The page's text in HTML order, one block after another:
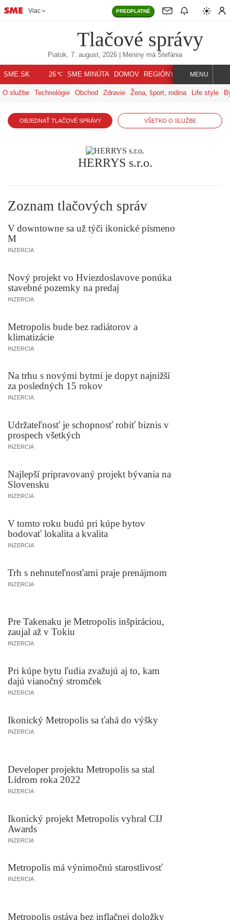
Viac PREDPLATNÉ
Tlačové správy
Piatok, 7. august, 2026 | Meniny má Štefánia
SME.SK 26℃ SME MINÚTA DOMOV REGIÓNY INDEX SVET
MENU
O službe Technológie Obchod Zdravie Žena, šport, rodina Life style
OBJEDNAŤ TLAČOVÉ SPRÁVY VŠETKO O SLUŽBE
HERRYS s.r.o.
Zoznam tlačových správ
V downtowne sa už týči ikonické písmeno
M
INZERCIA
Nový projekt vo Hviezdoslavove ponúka
stavebné pozemky na predaj
INZERCIA
Metropolis bude bez radiátorov a
klimatizácie
INZERCIA
Na trhu s novými bytmi je dopyt najnižší
za posledných 15 rokov
INZERCIA
Udržateľnosť je schopnosť robiť biznis v
prospech všetkých
INZERCIA
Najlepší pripravovaný projekt bývania na
Slovensku
INZERCIA
V tomto roku budú pri kúpe bytov
bodovať lokalita a kvalita
INZERCIA
Trh s nehnuteľnosťami praje prenájmom
INZERCIA
Pre Takenaku je Metropolis inšpiráciou,
zaujal až v Tokiu
INZERCIA
Pri kúpe bytu ľudia zvažujú aj to, kam
dajú vianočný stromček
INZERCIA
Ikonický Metropolis sa ťahá do výšky
INZERCIA
Developer projektu Metropolis sa stal
Lídrom roka 2022
INZERCIA
Ikonický projekt Metropolis vyhral CIJ
Awards
INZERCIA
Metropolis má výnimočnú starostlivosť
INZERCIA
Metropolis ostáva bez inflačnej doložky